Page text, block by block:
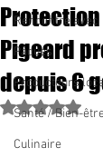
Rencontre avec
Pâques
Producteurs
Santé / Bien-
Culinaire
Pigeard
depuis 6
Noté NaN